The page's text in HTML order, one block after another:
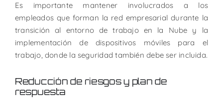
Es importante mantener involucrados a los
empleados que forman la red empresarial durante la
transición al entorno de trabajo en la Nube y la
implementación de dispositivos móviles para el
trabajo, donde la seguridad también debe ser incluida.
Reducción de riesgos y plan de
respuesta